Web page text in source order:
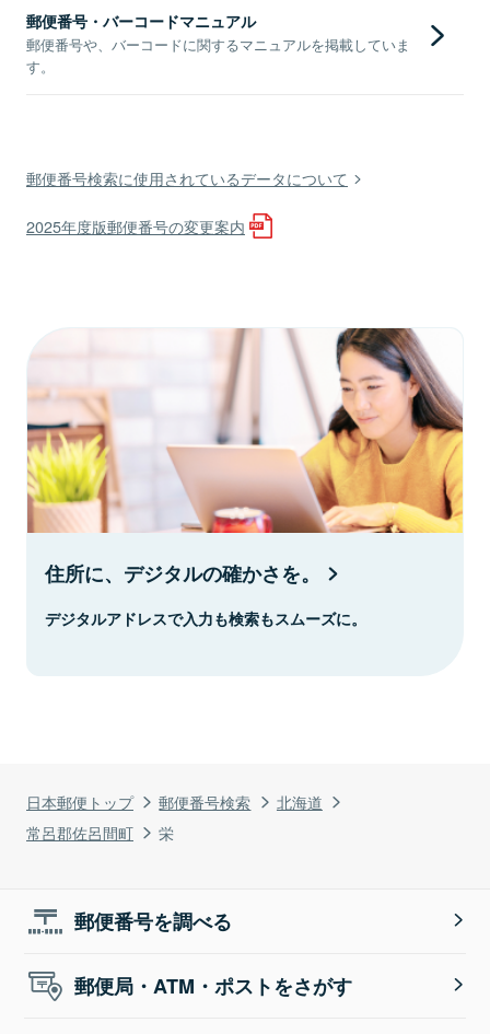
日本郵便トップ 郵便番号検索
北海道
常呂郡佐呂間町
栄
郵便番号・バーコードマニュアル
郵便番号や、バーコードに関するマニュアルを掲載していま
す。
郵便番号検索に使用されているデータについて
2025年度版郵便番号の変更案内
住所に、デジタルの確かさを。
デジタルアドレスで入力も検索もスムーズに。
郵便番号を調べる
郵便局・ATM・ポストをさがす